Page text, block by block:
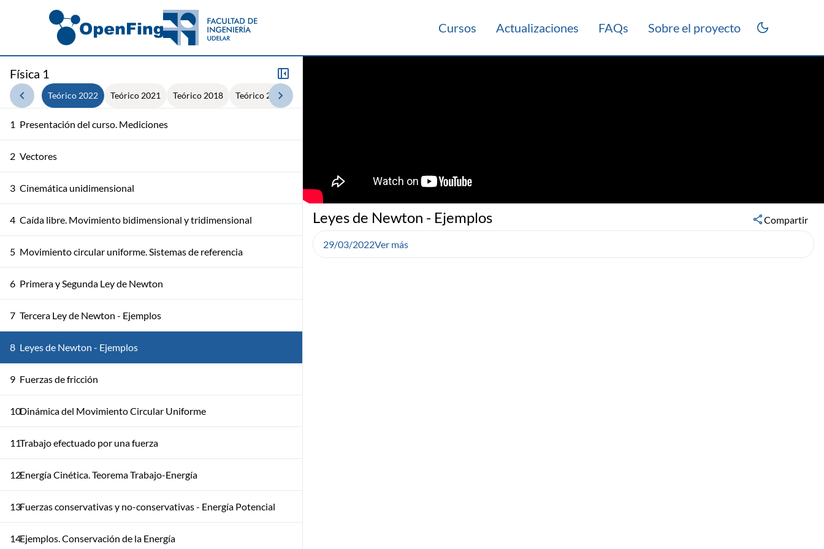
Cursos Actualizaciones FAQs Sobre el proyecto
Física 1
Teórico 2022 Teórico 2021 Teórico 2018 Teórico 2014
1 Presentación del curso. Mediciones
2 Vectores
3 Cinemática unidimensional
4 Caída libre. Movimiento bidimensional y tridimensional
5 Movimiento circular uniforme. Sistemas de referencia
6 Primera y Segunda Ley de Newton
7 Tercera Ley de Newton - Ejemplos
8 Leyes de Newton - Ejemplos
9 Fuerzas de fricción
10Dinámica del Movimiento Circular Uniforme
11Trabajo efectuado por una fuerza
12Energía Cinética. Teorema Trabajo-Energía
13Fuerzas conservativas y no-conservativas - Energía Potencial
14Ejemplos. Conservación de la Energía
Leyes de Newton - Ejemplos Compartir
29/03/2022Ver más